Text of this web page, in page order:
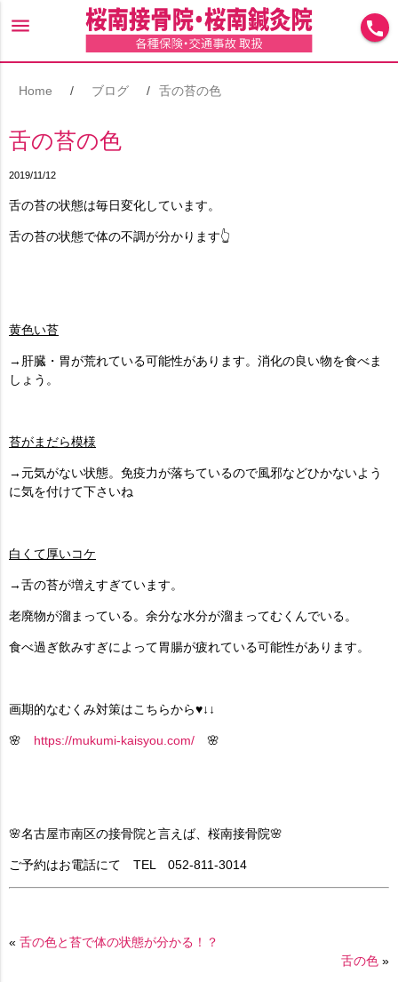
menu call
Home ブログ 舌の苔の色
舌の苔の色
2019/11/12
舌の苔の状態は毎日変化しています。
舌の苔の状態で体の不調が分かります👆
黄色い苔
→肝臓・胃が荒れている可能性があります。消化の良い物を食べま
しょう。
苔がまだら模様
→元気がない状態。免疫力が落ちているので風邪などひかないよう
に気を付けて下さいね
白くて厚いコケ
→舌の苔が増えすぎています。
老廃物が溜まっている。余分な水分が溜まってむくんでいる。
食べ過ぎ飲みすぎによって胃腸が疲れている可能性があります。
画期的なむくみ対策はこちらから♥↓↓
🌸 https://mukumi-kaisyou.com/ 🌸
🌸名古屋市南区の接骨院と言えば、桜南接骨院🌸
ご予約はお電話にて TEL 052-811-3014
« 舌の色と苔で体の状態が分かる！？
舌の色 »